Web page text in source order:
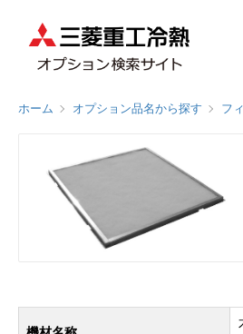
ホーム オプション品名から探す フ